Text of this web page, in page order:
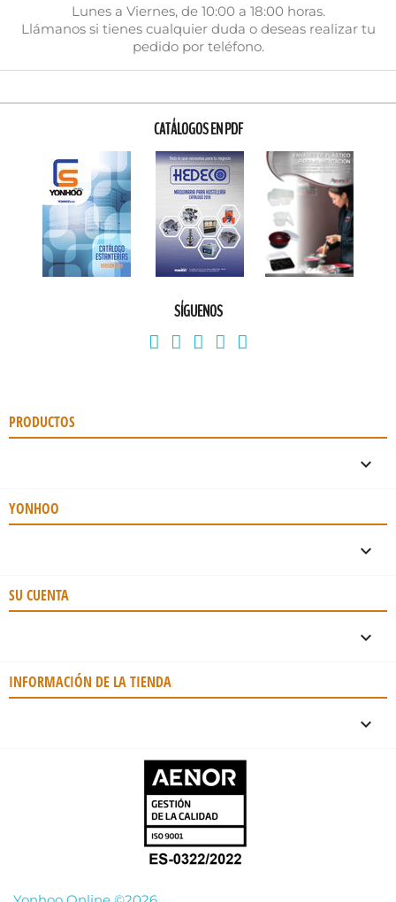
Lunes a Viernes, de 10:00 a 18:00 horas.
Llámanos si tienes cualquier duda o deseas realizar tu
pedido por teléfono.
CATÁLOGOS EN PDF
SÍGUENOS
PRODUCTOS

YONHOO

SU CUENTA

INFORMACIÓN DE LA TIENDA
keyboard_arrow_down